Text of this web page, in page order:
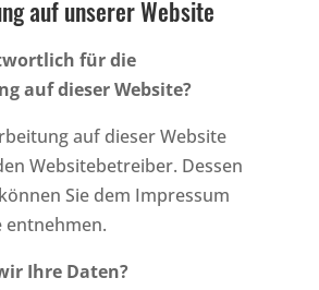
auf unserer Website
für die
auf dieser Website?
auf dieser Website
Websitebetreiber. Dessen
Sie dem Impressum
entnehmen.
Ihre Daten?